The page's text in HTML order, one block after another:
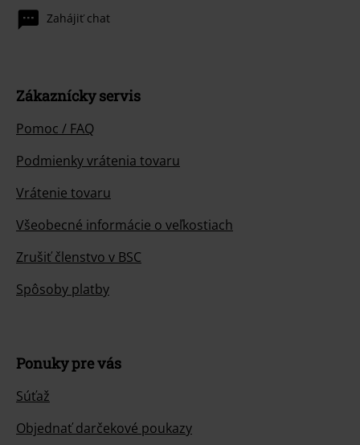
Zahájiť chat
Zákaznícky servis
Pomoc / FAQ
Podmienky vrátenia tovaru
Vrátenie tovaru
Všeobecné informácie o veľkostiach
Zrušiť členstvo v BSC
Spôsoby platby
Ponuky pre vás
Súťaž
Objednať darčekové poukazy